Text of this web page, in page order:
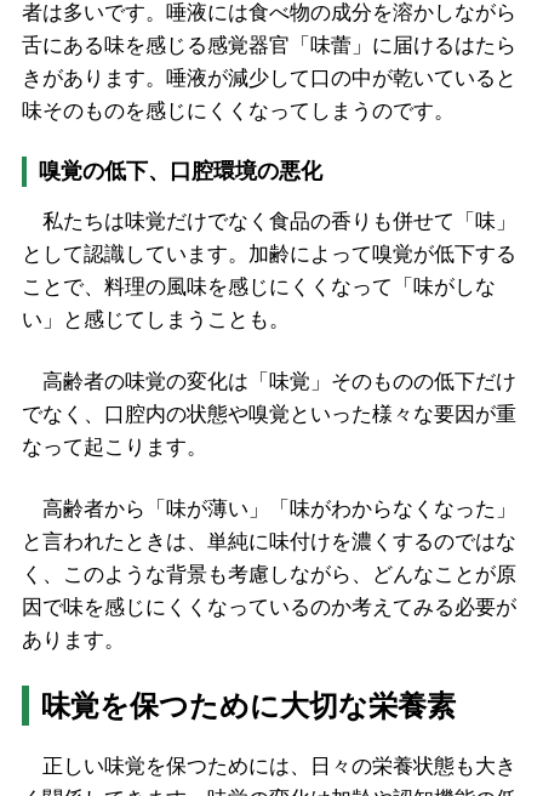
者は多いです。唾液には食べ物の成分を溶かしながら
舌にある味を感じる感覚器官「味蕾」に届けるはたら
きがあります。唾液が減少して口の中が乾いていると
味そのものを感じにくくなってしまうのです。
嗅覚の低下、口腔環境の悪化
私たちは味覚だけでなく食品の香りも併せて「味」
として認識しています。加齢によって嗅覚が低下する
ことで、料理の風味を感じにくくなって「味がしな
い」と感じてしまうことも。
高齢者の味覚の変化は「味覚」そのものの低下だけ
でなく、口腔内の状態や嗅覚といった様々な要因が重
なって起こります。
高齢者から「味が薄い」「味がわからなくなった」
と言われたときは、単純に味付けを濃くするのではな
く、このような背景も考慮しながら、どんなことが原
因で味を感じにくくなっているのか考えてみる必要が
あります。
味覚を保つために大切な栄養素
正しい味覚を保つためには、日々の栄養状態も大き